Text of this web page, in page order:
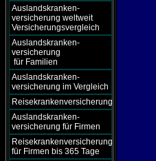
Auslandskranken-
versicherung weltweit
Versicherungsvergleich
Auslandskranken-
versicherung
für Familien
Auslandskranken-
versicherung im Vergleich
Reisekrankenversicherung
Auslandskranken-
versicherung für Firmen
Reisekrankenversicherung
für Firmen bis 365 Tage